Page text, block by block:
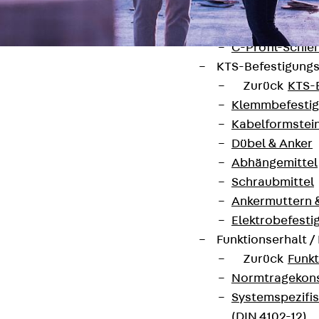
I-Stiel-System
PUK-STRUT-
C-Profil-
KTS-
Zurück
Dübel & Anker
Abhängemittel
Schraubmittel
Ankermuttern
Funktionserhalt
Zurück